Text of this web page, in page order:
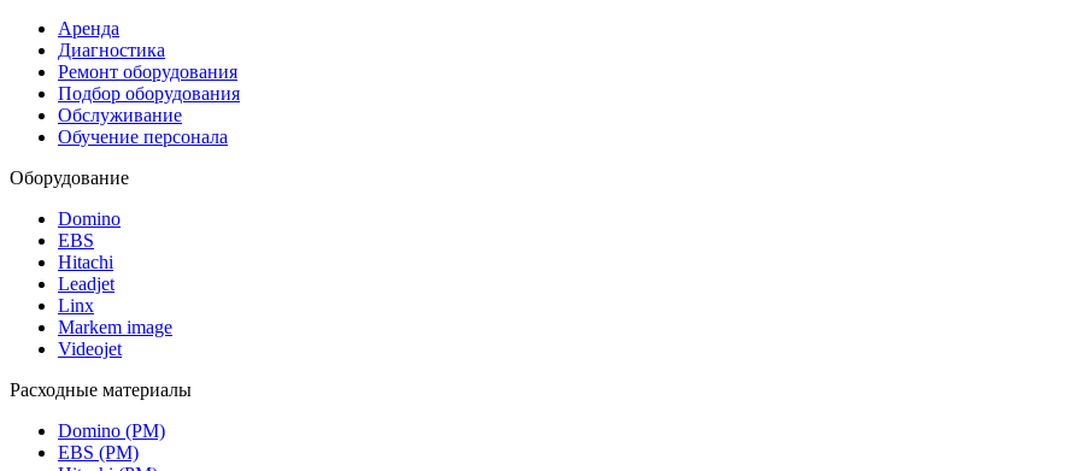
Аренда
Диагностика
Ремонт оборудования
Подбор оборудования
Обслуживание
Обучение персонала
Оборудование
Domino
EBS
Hitachi
Leadjet
Linx
Markem image
Videojet
Расходные материалы
Domino (РМ)
EBS (РМ)